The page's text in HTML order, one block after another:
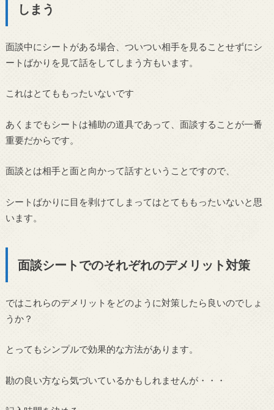
しまう
面談中にシートがある場合、ついつい相手を見ることせずにシ
ートばかりを見て話をしてしまう方もいます。
これはとてももったいないです
あくまでもシートは補助の道具であって、面談することが一番
重要だからです。
面談とは相手と面と向かって話すということですので、
シートばかりに目を剥けてしまってはとてももったいないと思
います。
面談シートでのそれぞれのデメリット対策
ではこれらのデメリットをどのように対策したら良いのでしょ
うか？
とってもシンプルで効果的な方法があります。
勘の良い方なら気づいているかもしれませんが・・・